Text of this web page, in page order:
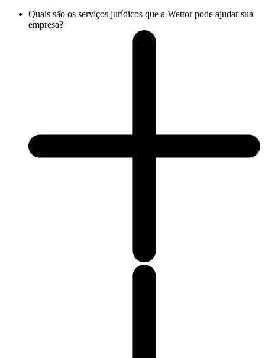
Quais são os serviços jurídicos que a Wettor pode ajudar sua
empresa?